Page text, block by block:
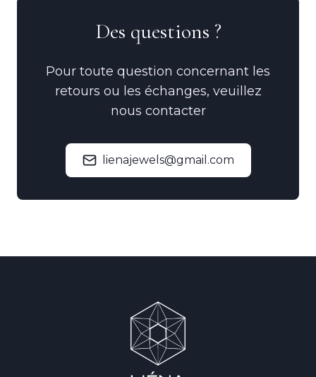
Des questions ?
Pour toute question concernant les
retours ou les échanges, veuillez
nous contacter
lienajewels@gmail.com